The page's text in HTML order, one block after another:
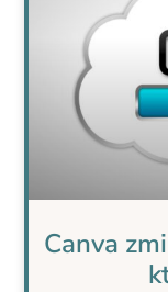
Canva